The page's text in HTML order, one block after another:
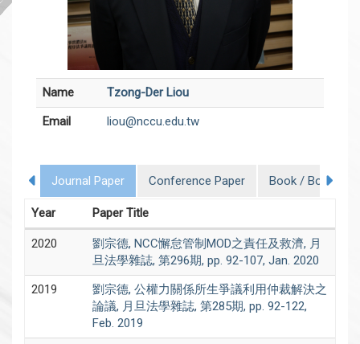
Name
Tzong-Der Liou
Email
liou@nccu.edu.tw
Journal Paper Conference Paper Book / Book
Year Paper Title
2020
劉宗德, NCC懈怠管制MOD之責任及救濟, 月
旦法學雜誌, 第296期, pp. 92-107, Jan. 2020
2019
劉宗德, 公權力關係所生爭議利用仲裁解決之
論議, 月旦法學雜誌, 第285期, pp. 92-122,
Feb. 2019